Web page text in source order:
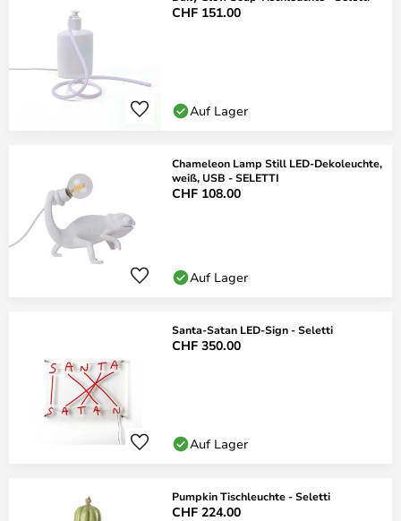
CHF 151.00
Auf Lager
Chameleon Lamp Still LED-Dekoleuchte,
weiß, USB - SELETTI
CHF 108.00
Auf Lager
Santa-Satan LED-Sign - Seletti
CHF 350.00
Auf Lager
Pumpkin Tischleuchte - Seletti
CHF 224.00